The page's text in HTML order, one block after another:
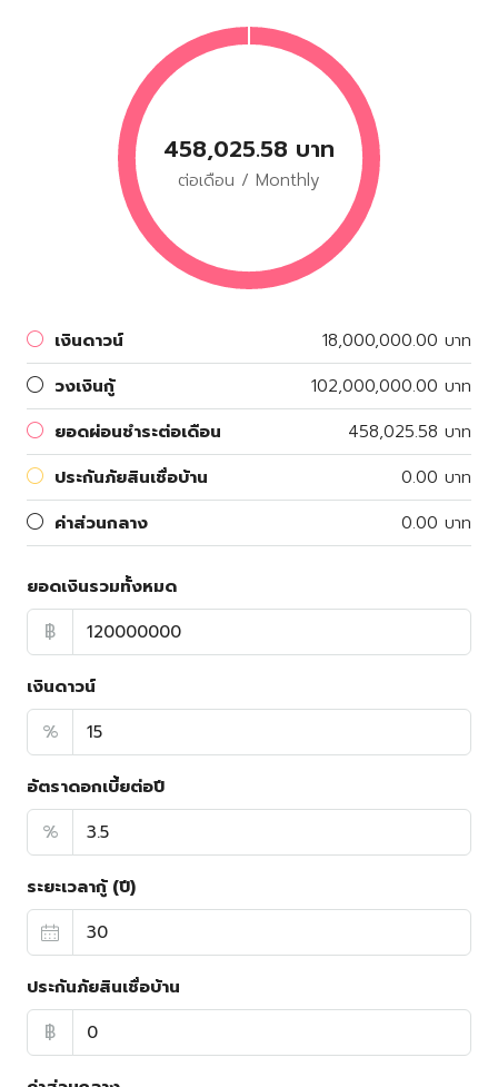
458,025.58 บาท
ต่อเดือน / Monthly
เงินดาวน์
18,000,000.00 บาท
วงเงินกู้
102,000,000.00 บาท
ยอดผ่อนชำระต่อเดือน
458,025.58 บาท
ประกันภัยสินเชื่อบ้าน
0.00 บาท
ค่าส่วนกลาง
0.00 บาท
ยอดเงินรวมทั้งหมด
฿
เงินดาวน์
%
อัตราดอกเบี้ยต่อปี
%
ระยะเวลากู้ (ปี)
ประกันภัยสินเชื่อบ้าน
฿